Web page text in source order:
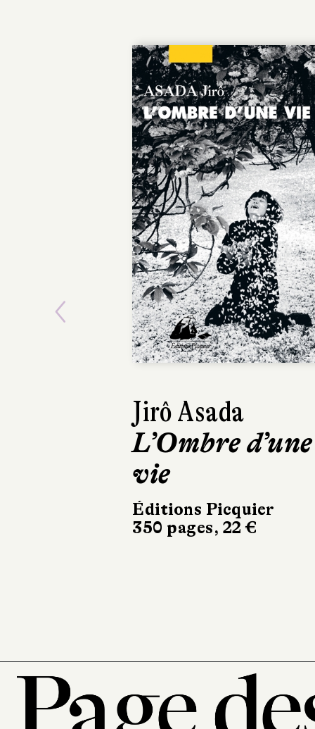
Jirô Asada
L’Ombre d’une
vie
Éditions Picquier
350 pages, 22 €
Previous